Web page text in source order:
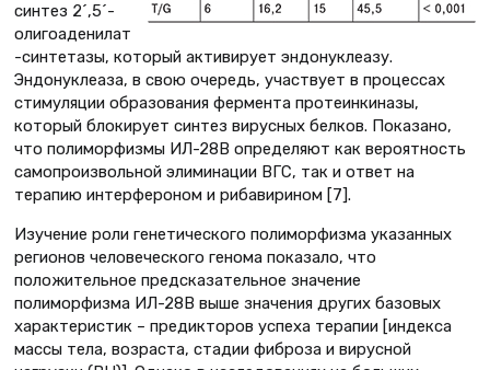
синтез 2´,5´-
олигоаденилат
-синтетазы, который активирует эндонуклеазу.
Эндонуклеаза, в свою очередь, участвует в процессах
стимуляции образования фермента протеинкиназы,
который блокирует синтез вирусных белков. Показано,
что полиморфизмы ИЛ-28В определяют как вероятность
самопроизвольной элиминации ВГС, так и ответ на
терапию интерфероном и рибавирином [7].
Изучение роли генетического полиморфизма указанных
регионов человеческого генома показало, что
положительное предсказательное значение
полиморфизма ИЛ-28В выше значения других базовых
характеристик – предикторов успеха терапии [индекса
массы тела, возраста, стадии фиброза и вирусной